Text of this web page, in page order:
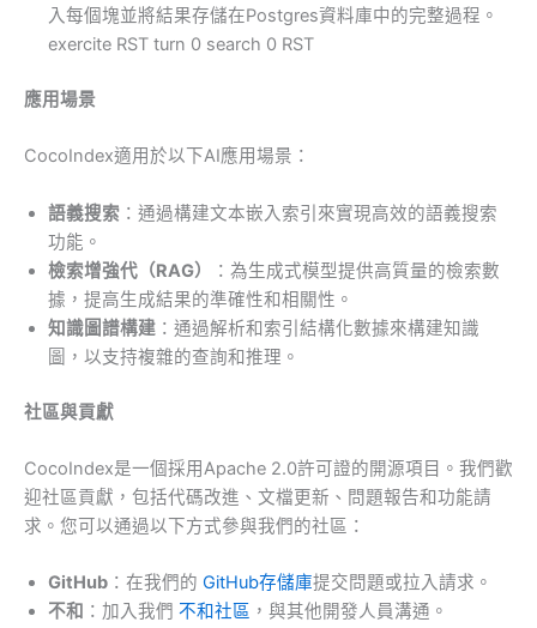
入每個塊並將結果存儲在Postgres資料庫中的完整過程。
exercite RST turn 0 search 0 RST
應用場景
CocoIndex適用於以下AI應用場景：
語義搜索 ：通過構建文本嵌入索引來實現高效的語義搜索
功能。
檢索增強代（RAG）
：為生成式模型提供高質量的檢索數
據，提高生成結果的準確性和相關性。
知識圖譜構建 ：通過解析和索引結構化數據來構建知識
圖，以支持複雜的查詢和推理。
社區與貢獻
CocoIndex是一個採用Apache 2.0許可證的開源項目。我們歡
迎社區貢獻，包括代碼改進、文檔更新、問題報告和功能請
求。您可以通過以下方式參與我們的社區：
GitHub ：在我們的 GitHub存儲庫提交問題或拉入請求。
不和 ：加入我們 不和社區 ，與其他開發人員溝通。